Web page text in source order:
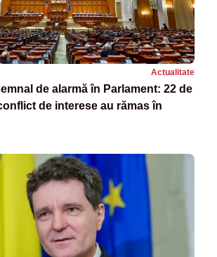
Actualitate
de alarmă în Parlament: 22 de
de interese au rămas în